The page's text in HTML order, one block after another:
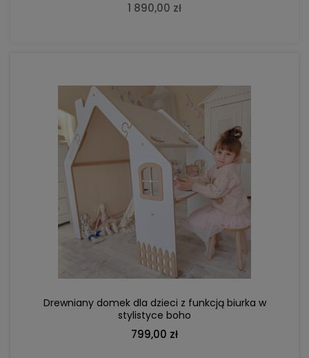
1 890,00 zł
Drewniany domek dla dzieci z funkcją biurka w
stylistyce boho
799,00 zł
DO KOSZYKA